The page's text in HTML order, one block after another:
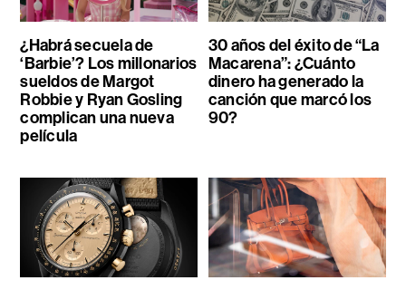
¿Habrá secuela de
‘Barbie’? Los millonarios
sueldos de Margot
Robbie y Ryan Gosling
complican una nueva
película
30 años del éxito de “La
Macarena”: ¿Cuánto
dinero ha generado la
canción que marcó los
90?